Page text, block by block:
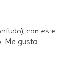
con este
Me gusta